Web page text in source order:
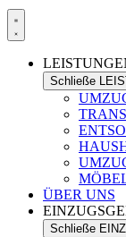
Schließe
ÜBER UNS
Schließe